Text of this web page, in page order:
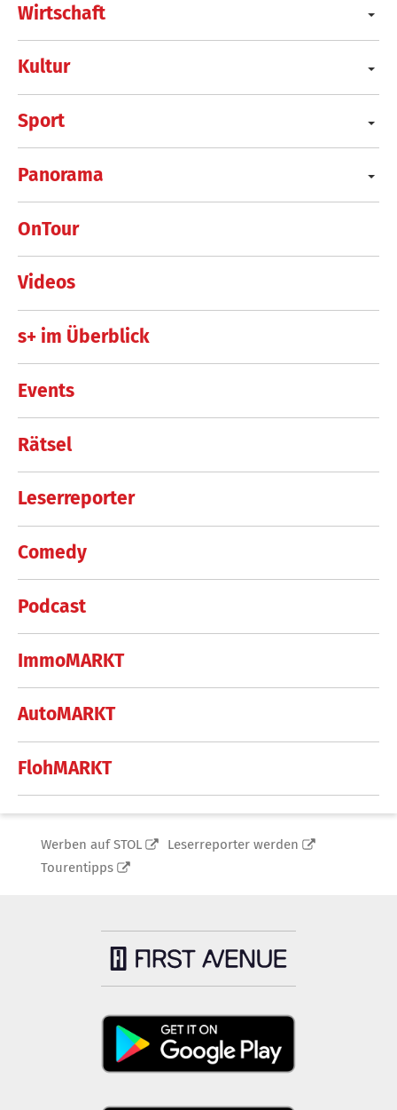
Wirtschaft
Kultur
Sport
Panorama
OnTour
Videos
s+ im Überblick
Events
Rätsel
Leserreporter
Comedy
Podcast
ImmoMARKT
AutoMARKT
FlohMARKT
Werben auf STOL
Leserreporter werden
Tourentipps